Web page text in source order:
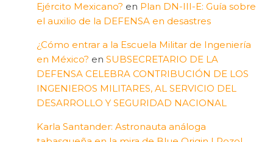
Ejército Mexicano? en Plan DN-III-E: Guía sobre
el auxilio de la DEFENSA en desastres
¿Cómo entrar a la Escuela Militar de Ingeniería
en México? en SUBSECRETARIO DE LA
DEFENSA CELEBRA CONTRIBUCIÓN DE LOS
INGENIEROS MILITARES, AL SERVICIO DEL
DESARROLLO Y SEGURIDAD NACIONAL
Karla Santander: Astronauta análoga